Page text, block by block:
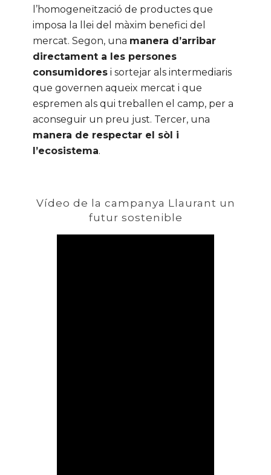
l’homogeneïtzació de productes que
imposa la llei del màxim benefici del
mercat. Segon, una manera d’arribar
directament a les persones
consumidores i sortejar als intermediaris
que governen aqueix mercat i que
espremen als qui treballen el camp, per a
aconseguir un preu just. Tercer, una
manera de respectar el sòl i
l’ecosistema.
Vídeo de la campanya Llaurant un
futur sostenible